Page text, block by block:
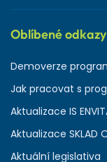
Oblíbené odkazy
Demoverze
Jak pracovat s
Aktualizace IS
Aktualizace SKLAD
Aktuální legislativa